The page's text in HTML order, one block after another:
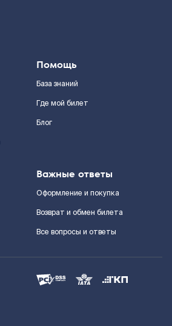
Помощь
База знаний
Где мой билет
Блог
Важные ответы
Оформление и покупка
Возврат и обмен билета
Все вопросы и ответы